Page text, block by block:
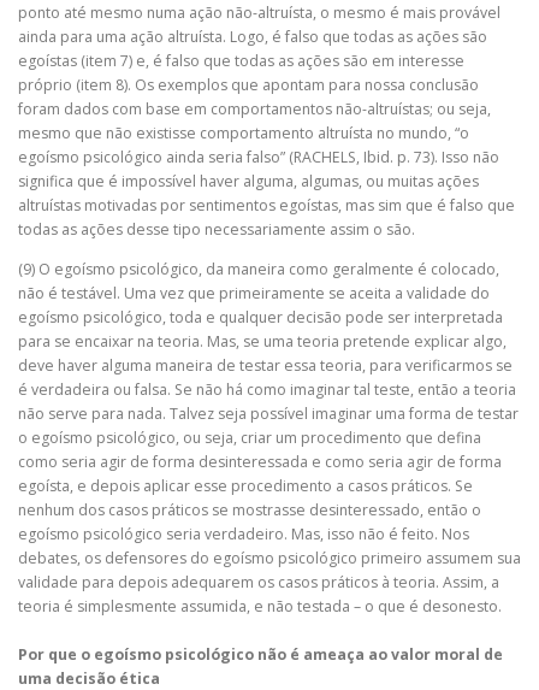
ponto até mesmo numa ação não-altruísta, o mesmo é mais provável
ainda para uma ação altruísta. Logo, é falso que todas as ações são
egoístas (item 7) e, é falso que todas as ações são em interesse
próprio (item 8). Os exemplos que apontam para nossa conclusão
foram dados com base em comportamentos não-altruístas; ou seja,
mesmo que não existisse comportamento altruísta no mundo, “o
egoísmo psicológico ainda seria falso” (RACHELS, Ibid. p. 73). Isso não
significa que é impossível haver alguma, algumas, ou muitas ações
altruístas motivadas por sentimentos egoístas, mas sim que é falso que
todas as ações desse tipo necessariamente assim o são.
(9) O egoísmo psicológico, da maneira como geralmente é colocado,
não é testável. Uma vez que primeiramente se aceita a validade do
egoísmo psicológico, toda e qualquer decisão pode ser interpretada
para se encaixar na teoria. Mas, se uma teoria pretende explicar algo,
deve haver alguma maneira de testar essa teoria, para verificarmos se
é verdadeira ou falsa. Se não há como imaginar tal teste, então a teoria
não serve para nada. Talvez seja possível imaginar uma forma de testar
o egoísmo psicológico, ou seja, criar um procedimento que defina
como seria agir de forma desinteressada e como seria agir de forma
egoísta, e depois aplicar esse procedimento a casos práticos. Se
nenhum dos casos práticos se mostrasse desinteressado, então o
egoísmo psicológico seria verdadeiro. Mas, isso não é feito. Nos
debates, os defensores do egoísmo psicológico primeiro assumem sua
validade para depois adequarem os casos práticos à teoria. Assim, a
teoria é simplesmente assumida, e não testada – o que é desonesto.
Por que o egoísmo psicológico não é ameaça ao valor moral de
uma decisão ética